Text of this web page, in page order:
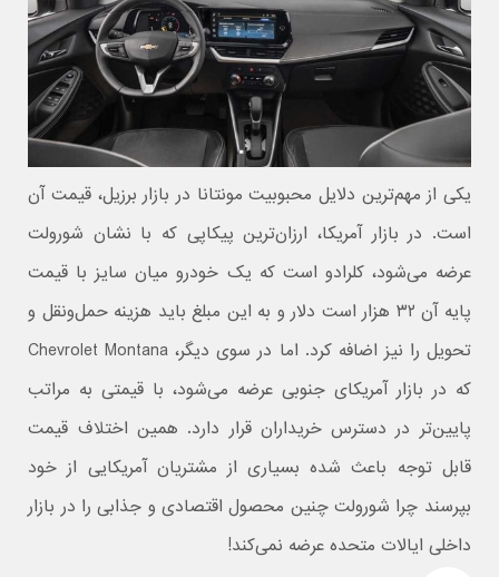
یکی از مهم‌ترین دلایل محبوبیت مونتانا در بازار برزیل، قیمت آن
است. در بازار آمریکا، ارزان‌ترین پیکاپی که با نشان شورولت
عرضه می‌شود،کلرادو است که یک خودرو میان‌ سایز با قیمت
پایه آن ۳۲ هزار است دلار و به این مبلغ باید هزینه حمل‌ونقل و
تحویل را نیز اضافه کرد. اما در سوی دیگر، Chevrolet Montana
که در بازار آمریکای جنوبی عرضه می‌شود، با قیمتی به‌ مراتب
پایین‌تر در دسترس خریداران قرار دارد. همین اختلاف قیمت
قابل توجه باعث شده بسیاری از مشتریان آمریکایی از خود
بپرسند چرا شورولت چنین محصول اقتصادی و جذابی را در بازار
داخلی ایالات متحده عرضه نمی‌کند!